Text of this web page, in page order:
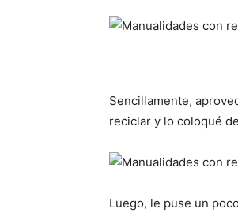
Sencillamente,
reciclar y lo coloqué
Luego, le puse un